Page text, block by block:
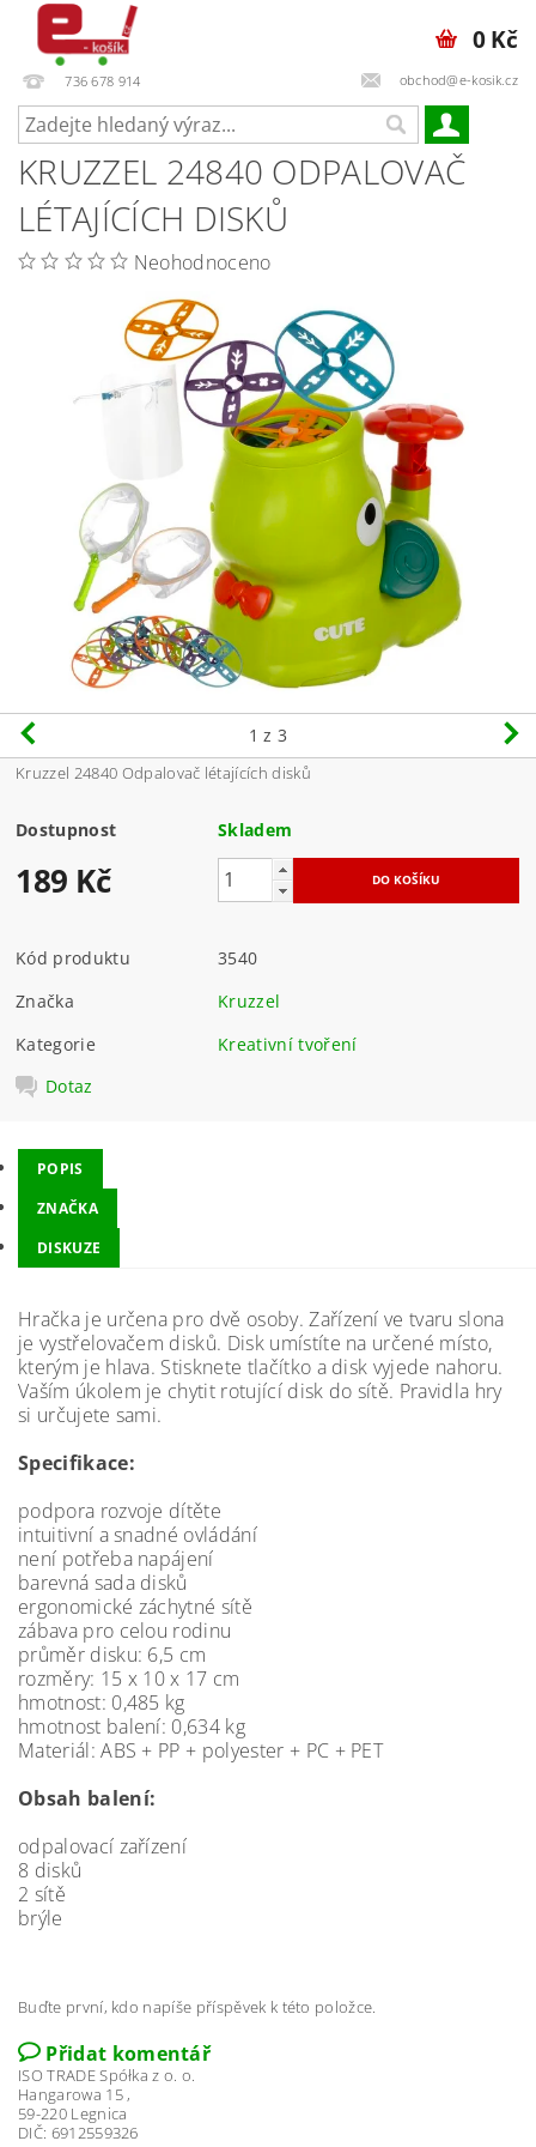
736 678 914 obchod@e-kosik.cz
0 Kč
KRUZZEL 24840 ODPALOVAČ
LÉTAJÍCÍCH DISKŮ
Neohodnoceno
1 z 3
Kruzzel 24840 Odpalovač létajících disků
Dostupnost Skladem
189 Kč
Kód produktu
3540
Značka
Kruzzel
Kategorie
Kreativní tvoření
Dotaz
POPIS
ZNAČKA
DISKUZE
Hračka je určena pro dvě osoby. Zařízení ve tvaru slona
je vystřelovačem disků. Disk umístíte na určené místo,
kterým je hlava. Stisknete tlačítko a disk vyjede nahoru.
Vaším úkolem je chytit rotující disk do sítě. Pravidla hry
si určujete sami.
Specifikace:
podpora rozvoje dítěte
intuitivní a snadné ovládání
není potřeba napájení
barevná sada disků
ergonomické záchytné sítě
zábava pro celou rodinu
průměr disku: 6,5 cm
rozměry: 15 x 10 x 17 cm
hmotnost: 0,485 kg
hmotnost balení: 0,634 kg
Materiál: ABS + PP + polyester + PC + PET
Obsah balení:
odpalovací zařízení
8 disků
2 sítě
brýle
Buďte první, kdo napíše příspěvek k této položce.
Přidat komentář
ISO TRADE Spółka z o. o.
Hangarowa 15 ,
59-220 Legnica
DIČ: 6912559326